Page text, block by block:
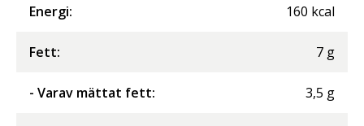
Energi: 160 kcal
Fett: 7 g
- Varav mättat fett: 3,5 g